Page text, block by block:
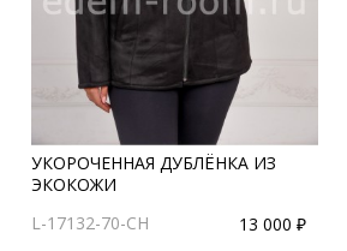
УКОРОЧЕННАЯ ДУБЛЁНКА ИЗ
ЭКОКОЖИ
L-17132-70-CH
13 000 ₽